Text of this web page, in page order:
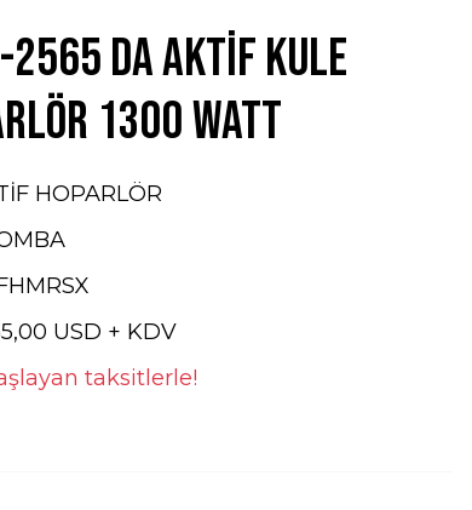
2565 DA Aktif Kule
1300 Watt
HOPARLÖR
USD + KDV
taksitlerle!